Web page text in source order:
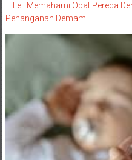
Title : Memahami Obat Pereda
Penanganan Demam